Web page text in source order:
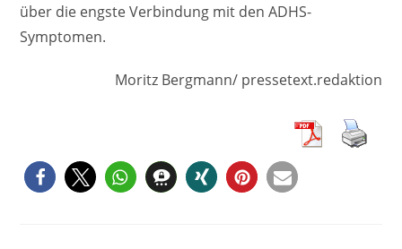
über die engste Verbindung mit den ADHS-
Symptomen.
Moritz Bergmann/ pressetext.redaktion